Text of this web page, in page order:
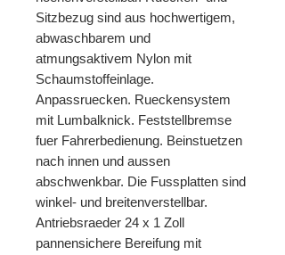
Sitzbezug sind aus hochwertigem,
abwaschbarem und
atmungsaktivem Nylon mit
Schaumstoffeinlage.
Anpassruecken. Rueckensystem
mit Lumbalknick. Feststellbremse
fuer Fahrerbedienung. Beinstuetzen
nach innen und aussen
abschwenkbar. Die Fussplatten sind
winkel- und breitenverstellbar.
Antriebsraeder 24 x 1 Zoll
pannensichere Bereifung mit